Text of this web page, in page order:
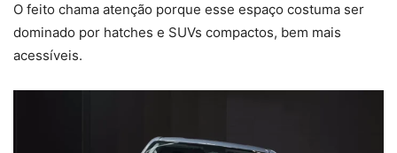
O feito chama atenção porque esse espaço costuma ser
dominado por hatches e SUVs compactos, bem mais
acessíveis.